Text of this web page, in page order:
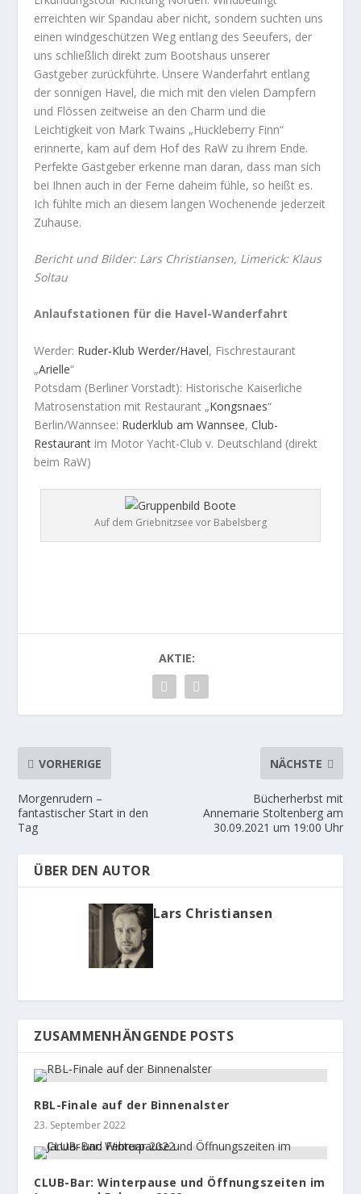
erreichten wir Spandau aber nicht, sondern suchten uns
einen windgeschützen Weg entlang des Seeufers, der
uns schließlich direkt zum Bootshaus unserer
Gastgeber zurückführte. Unsere Wanderfahrt entlang
der sonnigen Havel, die mich mit den vielen Dampfern
und Flössen zeitweise an den Charm und die
Leichtigkeit von Mark Twains „Huckleberry Finn“
erinnerte, kam auf dem Hof des RaW zu ihrem Ende.
Perfekte Gastgeber erkenne man daran, dass man sich
bei Ihnen auch in der Ferne daheim fühle, so heißt es.
Ich fühlte mich an diesem langen Wochenende jederzeit
Zuhause.
Bericht und Bilder: Lars Christiansen, Limerick: Klaus
Soltau
Anlaufstationen für die Havel-Wanderfahrt
Werder: Ruder-Klub Werder/Havel, Fischrestaurant
„Arielle“
Potsdam (Berliner Vorstadt): Historische Kaiserliche
Matrosenstation mit Restaurant „Kongsnaes“
Berlin/Wannsee: Ruderklub am Wannsee,Club-
Restaurant im Motor Yacht-Club v. Deutschland (direkt
beim RaW)
Auf dem Griebnitzsee vor Babelsberg
AKTIE:
VORHERIGE
Morgenrudern –
fantastischer Start in den
Tag
NÄCHSTE
Bücherherbst mit
Annemarie Stoltenberg am
30.09.2021 um 19:00 Uhr
ÜBER DEN AUTOR
Lars Christiansen
ZUSAMMENHÄNGENDE POSTS
RBL-Finale auf der Binnenalster
23. September 2022
CLUB-Bar: Winterpause und Öffnungszeiten im